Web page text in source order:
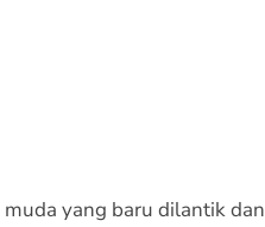
yang baru dilantik dan